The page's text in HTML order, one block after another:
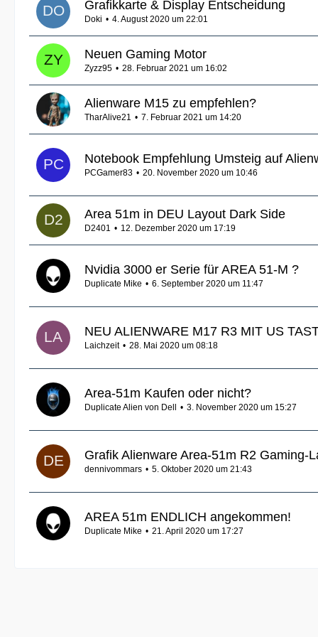
Grafikkarte & Display Entscheidung
Doki 4. August 2020 um 22:01
Neuen Gaming Motor
Zyzz95 28. Februar 2021 um 16:02
Alienware M15 zu empfehlen?
TharAlive21 7. Februar 2021 um 14:20
Notebook Empfehlung Umsteig auf
PCGamer83 20. November 2020 um 10:46
Area 51m in DEU Layout Dark Side
D2401 12. Dezember 2020 um 17:19
Nvidia 3000 er Serie für AREA 51-M ?
Duplicate Mike 6. September 2020 um 11:47
NEU ALIENWARE M17 R3 MIT US
Laichzeit 28. Mai 2020 um 08:18
Area-51m Kaufen oder nicht?
Duplicate Alien von Dell 3. November 2020 um 15:27
Grafik Alienware Area-51m R2 Gaming-
dennivommars 5. Oktober 2020 um 21:43
AREA 51m ENDLICH angekommen!
Duplicate Mike 21. April 2020 um 17:27